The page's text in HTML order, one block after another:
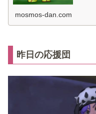
mosmos-dan.com
昨日の応援団